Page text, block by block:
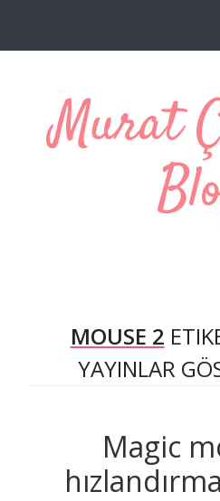
Murat
MOUSE 2
YAYINLAR
Magic